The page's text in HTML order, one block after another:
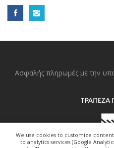
We use cookies to customize
to analytics services (Google
Ασφαλής πληρωμές με την